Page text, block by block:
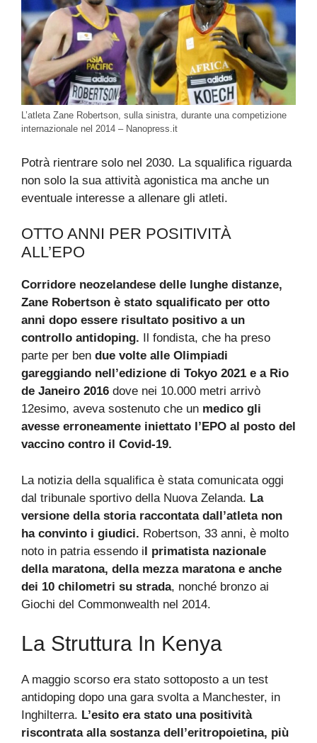
L’atleta Zane Robertson, sulla sinistra, durante una competizione
internazionale nel 2014 – Nanopress.it
Potrà rientrare solo nel 2030. La squalifica riguarda
non solo la sua attività agonistica ma anche un
eventuale interesse a allenare gli atleti.
OTTO ANNI PER POSITIVITÀ
ALL’EPO
Corridore neozelandese delle lunghe distanze,
Zane Robertson è stato squalificato per otto
anni dopo essere risultato positivo a un
controllo antidoping. Il fondista, che ha preso
parte per ben due volte alle Olimpiadi
gareggiando nell’edizione di Tokyo 2021 e a Rio
de Janeiro 2016 dove nei 10.000 metri arrivò
12esimo, aveva sostenuto che un medico gli
avesse erroneamente iniettato l’EPO al posto del
vaccino contro il Covid-19.
La notizia della squalifica è stata comunicata oggi
dal tribunale sportivo della Nuova Zelanda. La
versione della storia raccontata dall’atleta non
ha convinto i giudici. Robertson, 33 anni, è molto
noto in patria essendo il primatista nazionale
della maratona, della mezza maratona e anche
dei 10 chilometri su strada, nonché bronzo ai
Giochi del Commonwealth nel 2014.
La Struttura In Kenya
A maggio scorso era stato sottoposto a un test
antidoping dopo una gara svolta a Manchester, in
Inghilterra. L’esito era stato una positività
riscontrata alla sostanza dell’eritropoietina, più